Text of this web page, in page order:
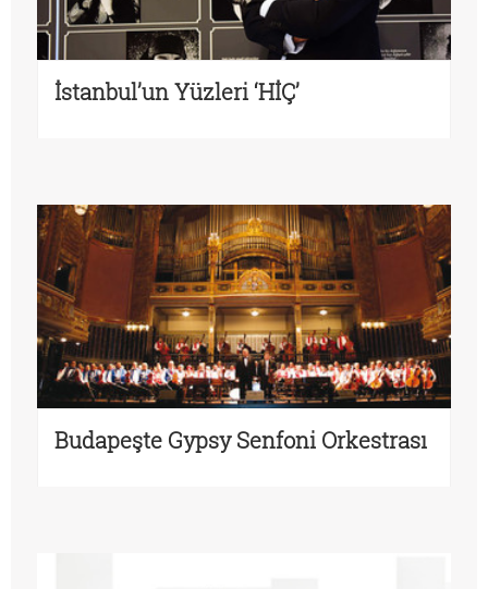
İstanbul’un Yüzleri ‘HİÇ’
Budapeşte Gypsy Senfoni Orkestrası